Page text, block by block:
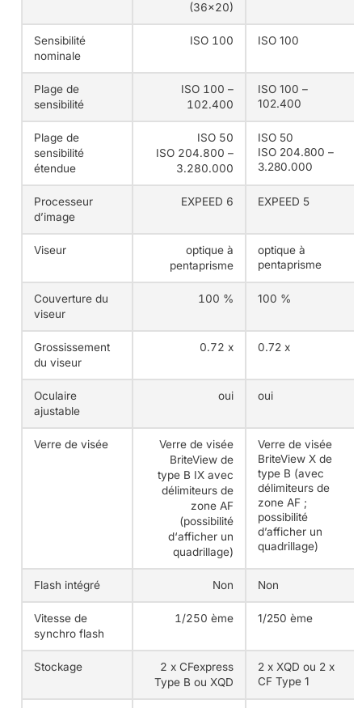
(36×20)
Sensibilité
nominale
ISO 100 ISO 100
Plage de
sensibilité
ISO 100 –
102.400
ISO 100 –
102.400
Plage de
sensibilité
étendue
ISO 50
ISO 204.800 –
3.280.000
ISO 50
ISO 204.800 –
3.280.000
Processeur
d’image
EXPEED 6 EXPEED 5
Viseur
optique à
pentaprisme
optique à
pentaprisme
Couverture du
viseur
100 % 100 %
Grossissement
du viseur
0.72 x 0.72 x
Oculaire
ajustable
oui oui
Verre de visée
Verre de visée
BriteView de
type B IX avec
délimiteurs de
zone AF
(possibilité
d‘afficher un
quadrillage)
Verre de visée
BriteView X de
type B (avec
délimiteurs de
zone AF ;
possibilité
d’afficher un
quadrillage)
Flash intégré Non Non
Vitesse de
synchro flash
1/250 ème 1/250 ème
Stockage
2 x CFexpress
Type B ou XQD
2 x XQD ou 2 x
CF Type 1